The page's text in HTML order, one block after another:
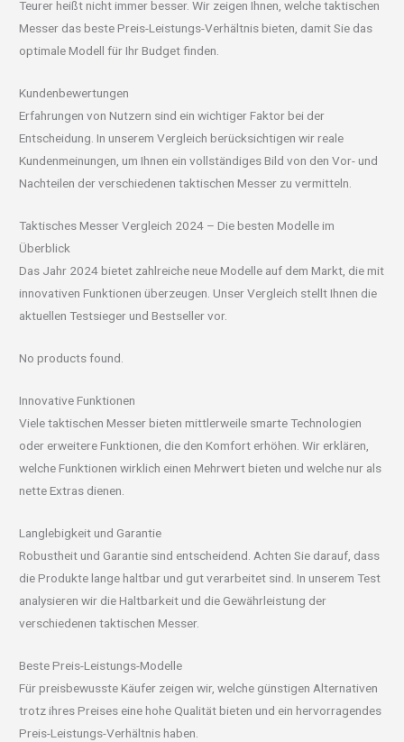
Teurer heißt nicht immer besser. Wir zeigen Ihnen, welche taktischen
Messer das beste Preis-Leistungs-Verhältnis bieten, damit Sie das
optimale Modell für Ihr Budget finden.
Kundenbewertungen
Erfahrungen von Nutzern sind ein wichtiger Faktor bei der
Entscheidung. In unserem Vergleich berücksichtigen wir reale
Kundenmeinungen, um Ihnen ein vollständiges Bild von den Vor- und
Nachteilen der verschiedenen taktischen Messer zu vermitteln.
Taktisches Messer Vergleich 2024 – Die besten Modelle im
Überblick
Das Jahr 2024 bietet zahlreiche neue Modelle auf dem Markt, die mit
innovativen Funktionen überzeugen. Unser Vergleich stellt Ihnen die
aktuellen Testsieger und Bestseller vor.
No products found.
Innovative Funktionen
Viele taktischen Messer bieten mittlerweile smarte Technologien
oder erweitere Funktionen, die den Komfort erhöhen. Wir erklären,
welche Funktionen wirklich einen Mehrwert bieten und welche nur als
nette Extras dienen.
Langlebigkeit und Garantie
Robustheit und Garantie sind entscheidend. Achten Sie darauf, dass
die Produkte lange haltbar und gut verarbeitet sind. In unserem Test
analysieren wir die Haltbarkeit und die Gewährleistung der
verschiedenen taktischen Messer.
Beste Preis-Leistungs-Modelle
Für preisbewusste Käufer zeigen wir, welche günstigen Alternativen
trotz ihres Preises eine hohe Qualität bieten und ein hervorragendes
Preis-Leistungs-Verhältnis haben.